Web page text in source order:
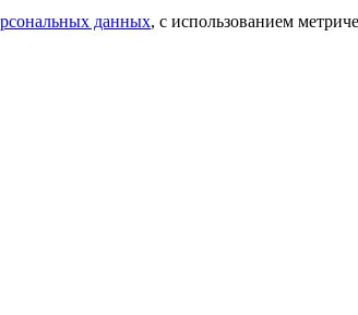
данных, с использованием